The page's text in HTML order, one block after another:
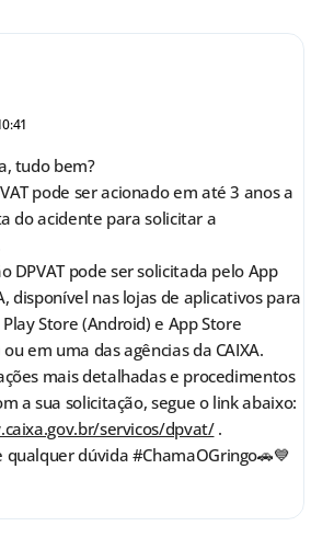
tudo bem?
pode ser acionado em até 3 anos a
do acidente para solicitar a
DPVAT pode ser solicitada pelo App
disponível nas lojas de aplicativos para
Store (Android) e App Store
em uma das agências da CAIXA.
mais detalhadas e procedimentos
a sua solicitação, segue o link abaixo:
servicos/dpvat/.
qualquer dúvida #ChamaOGringo🚗💙